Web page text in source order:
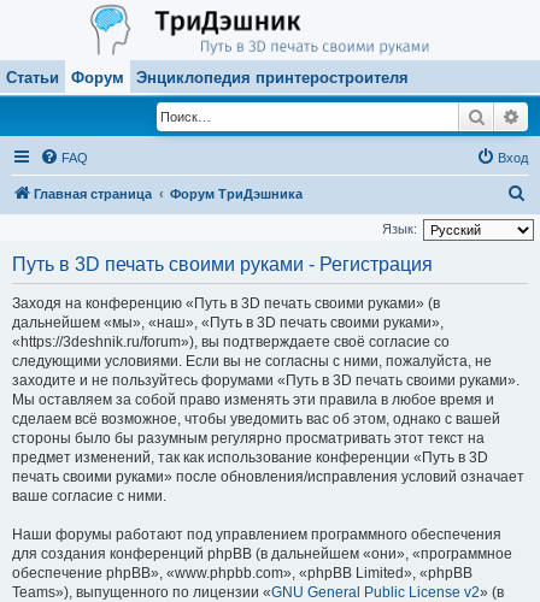
Статьи Форум Энциклопедия принтеростроителя
Поиск
FAQ Вход
Главная страница Форум ТриДэшника
о
Язык:
Путь в 3D печать своими руками - Регистрация
Заходя на конференцию «Путь в 3D печать своими руками» (в
дальнейшем «мы», «наш», «Путь в 3D печать своими руками»,
«https://3deshnik.ru/forum»), вы подтверждаете своё согласие со
следующими условиями. Если вы не согласны с ними, пожалуйста, не
заходите и не пользуйтесь форумами «Путь в 3D печать своими руками».
Мы оставляем за собой право изменять эти правила в любое время и
сделаем всё возможное, чтобы уведомить вас об этом, однако с вашей
стороны было бы разумным регулярно просматривать этот текст на
предмет изменений, так как использование конференции «Путь в 3D
печать своими руками» после обновления/исправления условий означает
ваше согласие с ними.
Наши форумы работают под управлением программного обеспечения
для создания конференций phpBB (в дальнейшем «они», «программное
обеспечение phpBB», «www.phpbb.com», «phpBB Limited», «phpBB
Teams»), выпущенного по лицензии «GNU General Public License v2» (в